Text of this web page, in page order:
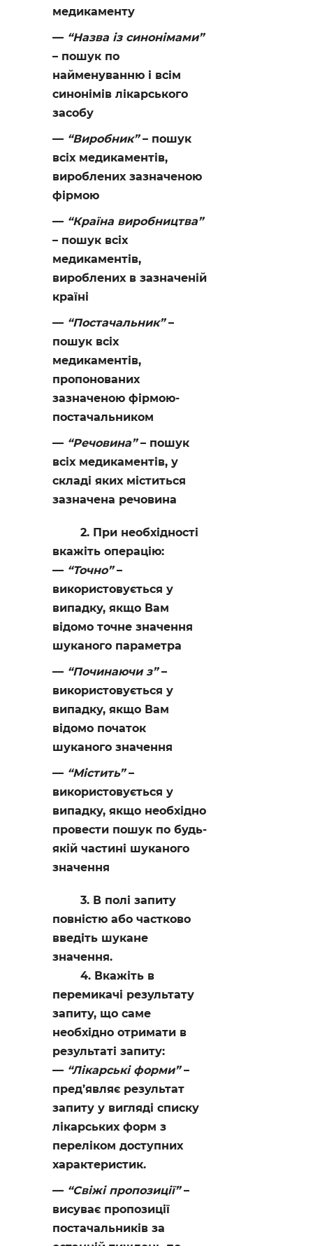
медикаменту
“Назва із синонімами”
– пошук по
найменуванню і всім
синонімів лікарського
засобу
“Виробник”– пошук
всіх медикаментів,
вироблених зазначеною
фірмою
“Країна виробництва”
– пошук всіх
медикаментів,
вироблених в зазначеній
країні
“Постачальник”–
пошук всіх
медикаментів,
пропонованих
зазначеною фірмою-
постачальником
“Речовина”– пошук
всіх медикаментів, у
складі яких міститься
зазначена речовина
2. При необхідності
вкажіть операцію:
“Точно”–
використовується у
випадку, якщо Вам
відомо точне значення
шуканого параметра
“Починаючи з”–
використовується у
випадку, якщо Вам
відомо початок
шуканого значення
“Містить”–
використовується у
випадку, якщо необхідно
провести пошук по будь-
якій частині шуканого
значення
3. В полі запиту
повністю або частково
введіть шукане
значення.
4. Вкажіть в
перемикачі результату
запиту, що саме
необхідно отримати в
результаті запиту:
“Лікарські форми”–
пред’являє результат
запиту у вигляді списку
лікарських форм з
переліком доступних
характеристик.
“Свіжі пропозиції”–
висуває пропозиції
постачальників за